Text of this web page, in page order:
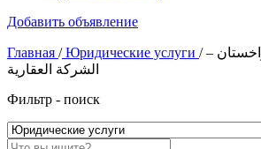
Добавить объявление
Главная /Юридические услуги / شراء العقار في كازاخستان –
الشركة العقارية
Фильтр - поиск